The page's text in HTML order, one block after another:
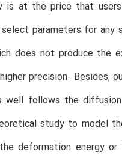
is at the price that
parameters for
does not produce
precision. Besides,
well follows the
study to model
deformation energy